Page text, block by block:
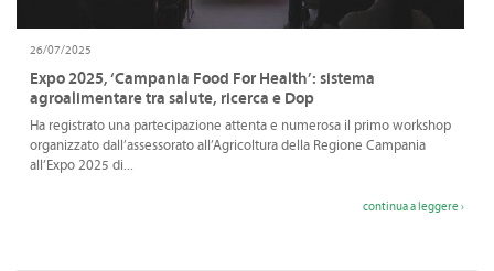
26/07/2025
Expo 2025, ‘Campania Food For Health’: sistema
agroalimentare tra salute, ricerca e Dop
Ha registrato una partecipazione attenta e numerosa il primo workshop
organizzato dall’assessorato all’Agricoltura della Regione Campania
all’Expo 2025 di...
continua a leggere ›